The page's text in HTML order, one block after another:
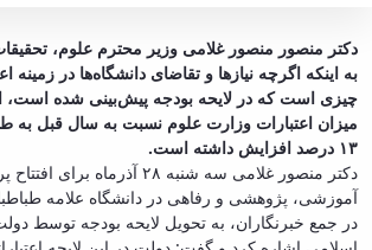
افزایش ۱۳ درصدی بودجه
آینده - دانشگاه
دکتر منصور منصور غلامی وزیر محترم علوم،
به اینکه اگرچه نیازها و تقاضای دانشگاه‌ها در زمینه
چیزی است که در لایحه بودجه پیش‌بینی شده است،
میزان اعتبارات وزارت علوم نسبت به سال قبل به
۱۳ درصد افزایش داشته است
.
دکتر منصور غلامی سه شنبه ۲۸
آموزشی، پژوهشی و رفاهی در دانشگاه علامه
در جمع خبرنگاران، به تحویل لایحه بودجه توسط